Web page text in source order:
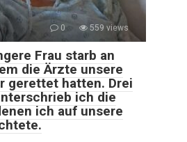
0 559 views
Frau starb an
die Ärzte unsere
gerettet hatten. Drei
ich die
ich auf unsere